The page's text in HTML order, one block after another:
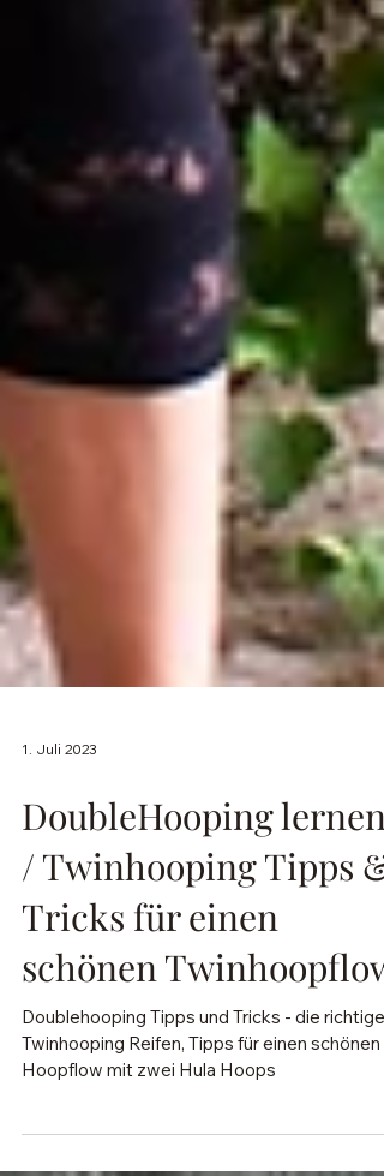
1. Juli 2023
DoubleHooping lernen
/ Twinhooping Tipps &
Tricks für einen
schönen Twinhoopflow
Doublehooping Tipps und Tricks - die richtigen